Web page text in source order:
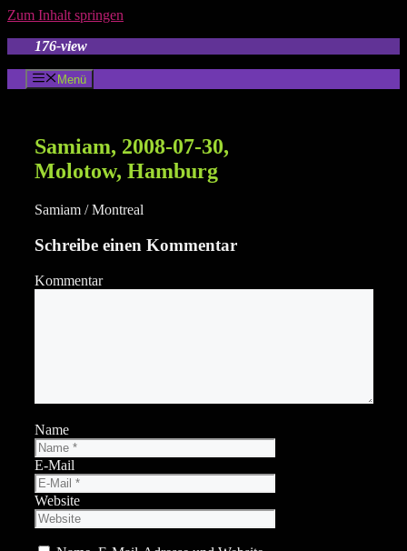
Zum Inhalt springen
176-view
Menü
Samiam, 2008-07-30,
Molotow, Hamburg
Samiam / Montreal
Schreibe einen Kommentar
Kommentar
Name
E-Mail
Website